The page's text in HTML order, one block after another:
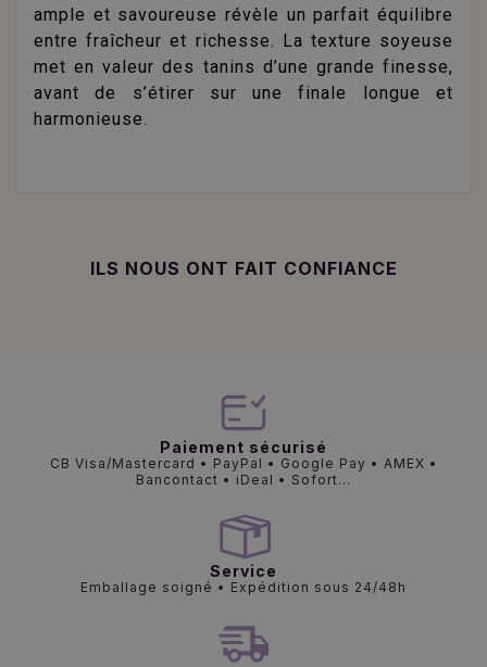
ample et savoureuse révèle un parfait équilibre
entre fraîcheur et richesse. La texture soyeuse
met en valeur des tanins d’une grande finesse,
avant de s’étirer sur une finale longue et
harmonieuse.
ILS NOUS ONT FAIT CONFIANCE
Paiement sécurisé
CB Visa/Mastercard • PayPal • Google Pay • AMEX •
Bancontact • iDeal • Sofort...
Service
Emballage soigné • Expédition sous 24/48h